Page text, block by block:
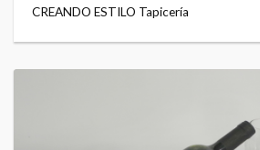
CREANDO ESTILO Tapicería